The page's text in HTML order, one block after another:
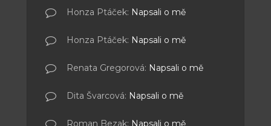
Honza Ptáček: Napsali o mě
Honza Ptáček: Napsali o mě
Renata Gregorová: Napsali o mě
Dita Švarcová: Napsali o mě
Roman Bezak: Napsali o mě